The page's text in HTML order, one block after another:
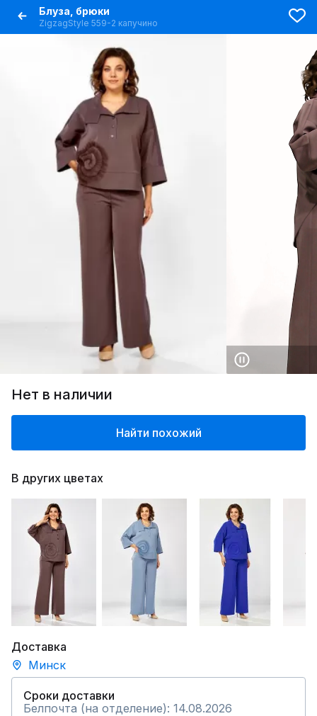
Блуза, брюки
ZigzagStyle 559-2 капучино
Нет в наличии
Найти похожий
В других цветах
Доставка
Минск
Сроки доставки
Белпочта (на отделение): 14.08.2026